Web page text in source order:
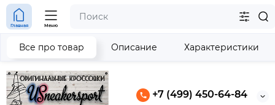
+7 (499) 450-64-84
Главная Меню
Все про товар Описание Характеристики